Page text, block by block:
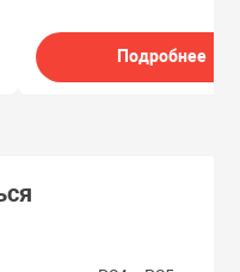
Подробнее